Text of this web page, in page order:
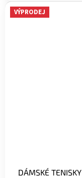
VÝPRODEJ
DÁMSKÉ